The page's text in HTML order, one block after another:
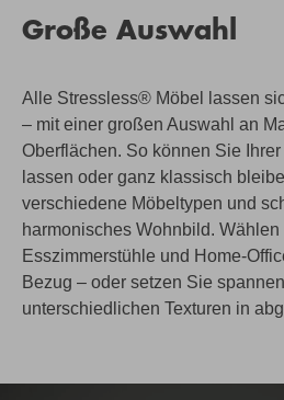
Große Auswahl
Alle Stressless® Möbel lassen
– mit einer großen Auswahl an
Oberflächen. So können Sie
lassen oder ganz klassisch
verschiedene Möbeltypen und
harmonisches Wohnbild.
Esszimmerstühle und Home-
Bezug – oder setzen Sie
unterschiedlichen Texturen in